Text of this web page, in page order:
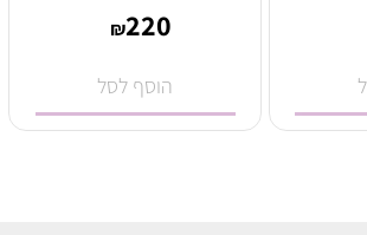
₪220
הוסף לסל